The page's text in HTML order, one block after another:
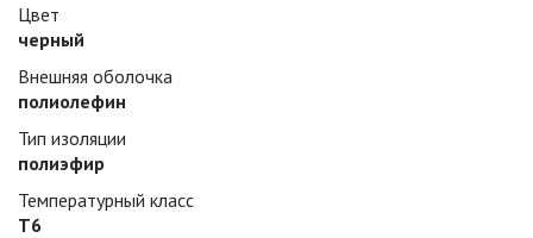
Цвет
черный
Внешняя оболочка
полиолефин
Тип изоляции
полиэфир
Температурный класс
Т6